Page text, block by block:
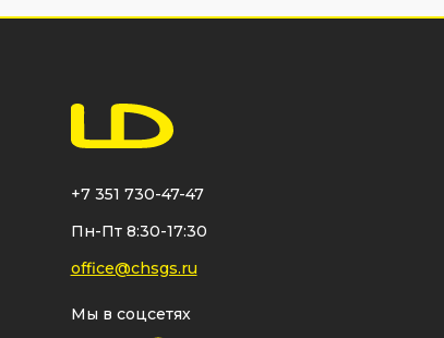
+7 351 730-47-47
Пн-Пт 8:30-17:30
office@chsgs.ru
Мы в соцсетях